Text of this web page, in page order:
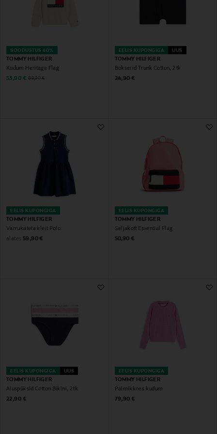
SOODUSTUS 40%
TOMMY HILFIGER
Kudum Heritage Flag
Discounted Price
53,90 € Original Price
89,90 €
EELIS KUPONGIGA UUS
TOMMY HILFIGER
Bokserid Trunk Cotton, 2 tk
Original Price
24,90 €
EELIS KUPONGIGA
TOMMY HILFIGER
Varrukateta kleit Polo
alates Original Price
59,90 €
EELIS KUPONGIGA
TOMMY HILFIGER
Seljakott Essential Flag
Original Price
50,90 €
EELIS KUPONGIGA UUS
TOMMY HILFIGER
Aluspüksid Cotton Bikini, 2 tk
Original Price
22,90 €
EELIS KUPONGIGA
TOMMY HILFIGER
Palmikkoes kudum
Original Price
79,90 €